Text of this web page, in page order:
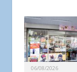
06/08/2026